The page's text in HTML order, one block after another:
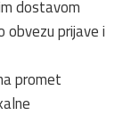
dostavom
obvezu prijave i
promet